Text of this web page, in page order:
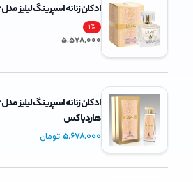
ادکلن زنانه اسپرینگ لیلیز مدل Lilac Amour حجم 100 میل
1%
5,578,000
هاردباکس
5,678,000تومان